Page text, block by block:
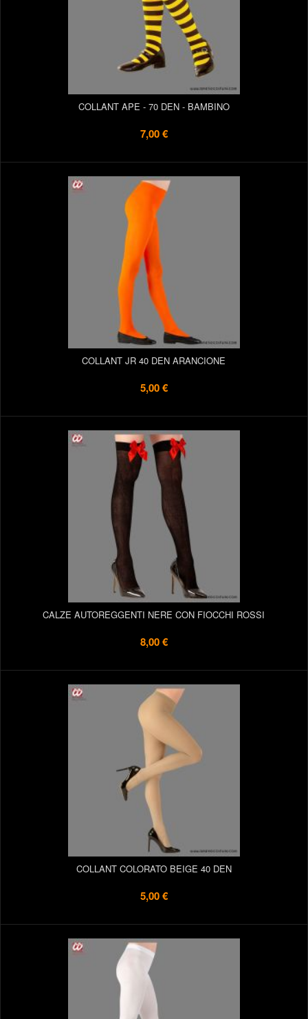
COLLANT APE - 70 DEN - BAMBINO
7,00 €
COLLANT JR 40 DEN ARANCIONE
5,00 €
CALZE AUTOREGGENTI NERE CON FIOCCHI ROSSI
8,00 €
COLLANT COLORATO BEIGE 40 DEN
5,00 €